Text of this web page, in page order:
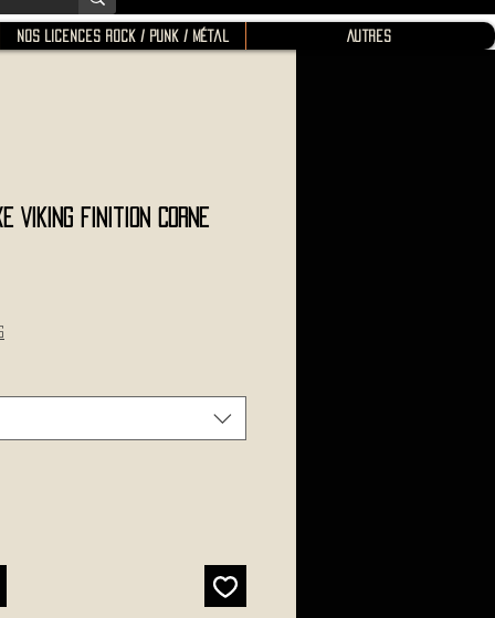
Nos Licences Rock / Punk / Métal Autres
VIKING Finition Corne